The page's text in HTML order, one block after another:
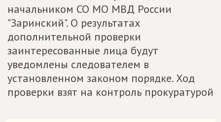
начальником СО МО МВД России
"Заринский". О результатах
дополнительной проверки
заинтересованные лица будут
уведомлены следователем в
установленном законом порядке. Ход
проверки взят на контроль прокуратурой